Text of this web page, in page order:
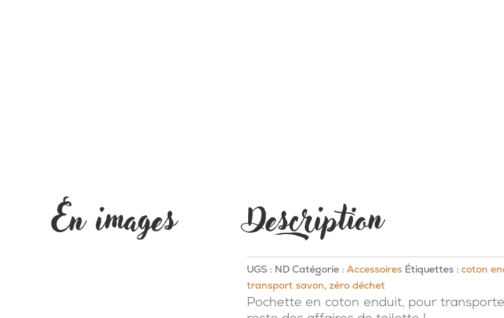
En images Description
UGS : ND Catégorie : Accessoires Étiquettes : coton
transport savon, zéro déchet
Pochette en coton enduit, pour